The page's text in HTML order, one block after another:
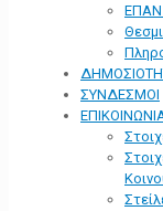
ΕΠΑΝ
ΣΥΝΔΕΣΜΟΙ